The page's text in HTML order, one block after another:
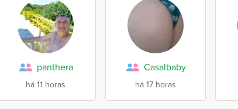
panthera
há 11 horas
Casalbaby
há 17 horas